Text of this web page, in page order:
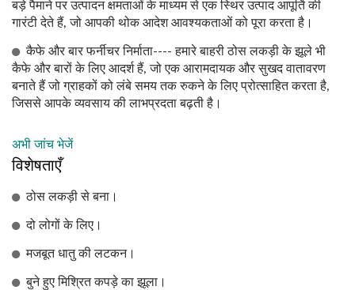
बड़े पैमाने पर उत्पादन क्षमताओं के माध्यम से एक स्थिर उत्पाद आपूर्ति की
गारंटी देते हैं, जो आपकी थोक आदेश आवश्यकताओं को पूरा करता है।
कैफे और बार फर्नीचर निर्माता---- हमारे बाहरी ठोस लकड़ी के झूले भी
कैफे और बारों के लिए आदर्श हैं, जो एक आरामदायक और सुखद वातावरण
बनाते हैं जो ग्राहकों को लंबे समय तक रुकने के लिए प्रोत्साहित करता है,
जिससे आपके व्यवसाय की लाभप्रदता बढ़ती है।
अभी जांच भेजें
विशेषताएँ
ठोस लकड़ी से बना।
दो लोगों के लिए।
मजबूत धातु की लटकन।
बुने हुए मिश्रित कपड़े का झूला।